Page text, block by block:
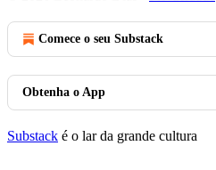
Comece o seu Substack
Obtenha o App
Substack é o lar da grande cultura